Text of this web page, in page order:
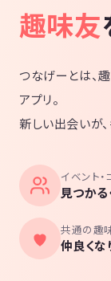
趣味友
つなげーとは、
アプリ。
新しい出会いが、
イベント・
見つかる
共通の趣
仲良くな